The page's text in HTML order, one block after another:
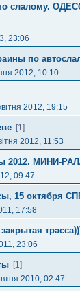
слалому.
23:06
по
2012, 10:10
2012, 19:15
[1]
2012, 11:53
2012. МИНИ-
09:47
15 октября
17:58
23:06
[1]
2010, 02:47